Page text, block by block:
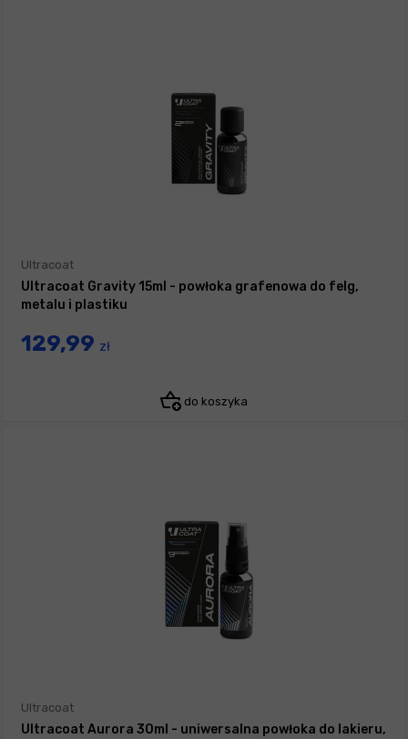
Ultracoat
Ultracoat Gravity 15ml - powłoka grafenowa do felg,
metalu i plastiku
129,99 zł
do koszyka
Ultracoat
Ultracoat Aurora 30ml - uniwersalna powłoka do lakieru,